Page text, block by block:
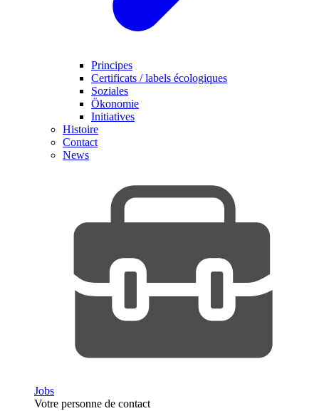
Principes
Certificats / labels écologiques
Soziales
Ökonomie
Initiatives
Histoire
Contact
News
Jobs
Votre personne de contact